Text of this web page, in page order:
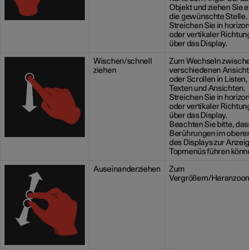
Objekt und ziehen Sie
die gewünschte Stelle.
Streichen Sie in
oder vertikaler
über das Display.
Wischen/schnell
ziehen
Zum Wechseln
verschiedenen
oder Scrollen in Listen,
Texten und Ansichten.
Streichen Sie in
oder vertikaler
über das Display.
Beachten Sie bitte,
Berührungen im
des Displays zur
Topmenüs führen
Auseinanderziehen
Zum
Vergrößern/